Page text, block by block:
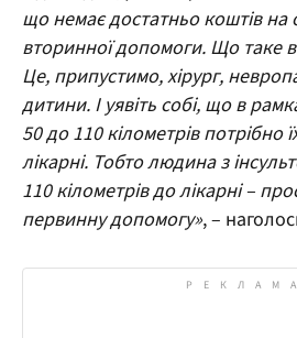
що немає достатньо коштів на
вторинної допомоги. Що таке
Це, припустимо, хірург,
дитини. І уявіть собі, що в
50 до 110 кілометрів потрібно
лікарні. Тобто людина з
110 кілометрів до лікарні –
первинну допомогу», –